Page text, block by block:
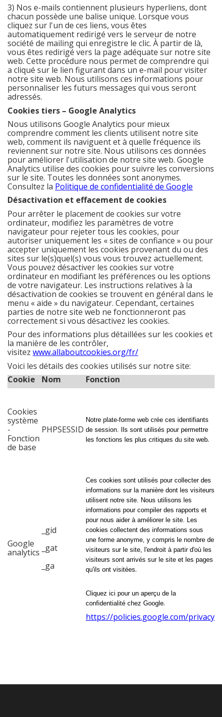
3) Nos e-mails contiennent plusieurs hyperliens, dont
chacun possède une balise unique. Lorsque vous
cliquez sur l'un de ces liens, vous êtes
automatiquement redirigé vers le serveur de notre
société de mailing qui enregistre le clic. À partir de là,
vous êtes redirigé vers la page adéquate sur notre site
web. Cette procédure nous permet de comprendre qui
a cliqué sur le lien figurant dans un e-mail pour visiter
notre site web. Nous utilisons ces informations pour
personnaliser les futurs messages qui vous seront
adressés.
Cookies tiers – Google Analytics
Nous utilisons Google Analytics pour mieux
comprendre comment les clients utilisent notre site
web, comment ils naviguent et à quelle fréquence ils
reviennent sur notre site. Nous utilisons ces données
pour améliorer l'utilisation de notre site web. Google
Analytics utilise des cookies pour suivre les conversions
sur le site. Toutes les données sont anonymes.
Consultez la Politique de confidentialité de Google
Désactivation et effacement de cookies
Pour arrêter le placement de cookies sur votre
ordinateur, modifiez les paramètres de votre
navigateur pour rejeter tous les cookies, pour
autoriser uniquement les « sites de confiance » ou pour
accepter uniquement les cookies provenant du ou des
sites sur le(s)quel(s) vous vous trouvez actuellement.
Vous pouvez désactiver les cookies sur votre
ordinateur en modifiant les préférences ou les options
de votre navigateur. Les instructions relatives à la
désactivation de cookies se trouvent en général dans le
menu « aide » du navigateur. Cependant, certaines
parties de notre site web ne fonctionneront pas
correctement si vous désactivez les cookies.
Pour des informations plus détaillées sur les cookies et
la manière de les contrôler,
visitez www.allaboutcookies.org/fr/
Voici les détails des cookies utilisés sur notre site:
Cookie
Nom Fonction
Cookies
système
-
Fonction
de base
PHPSESSID
Notre plate-forme web crée ces identifiants
de session. Ils sont utilisés pour permettre
les fonctions les plus critiques du site web.
Google
analytics
_gid
_gat
_ga
Ces cookies sont utilisés pour collecter des
informations sur la manière dont les visiteurs
utilisent notre site. Nous utilisons les
informations pour compiler des rapports et
pour nous aider à améliorer le site. Les
cookies collectent des informations sous
une forme anonyme, y compris le nombre de
visiteurs sur le site, l'endroit à partir d'où les
visiteurs sont arrivés sur le site et les pages
qu'ils ont visitées.
Cliquez ici pour un aperçu de la
confidentialité chez Google.
https://policies.google.com/privacy